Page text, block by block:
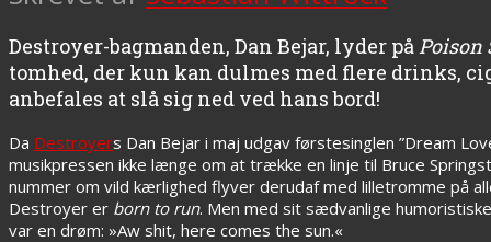
Destroyer-bagmanden, Dan Bejar, lyder påPoison
tomhed, der kun kan dulmes med flere drinks,
anbefales at slå sig ned ved hans bord!
Da Destroyers Dan Bejar i maj udgav førstesinglen ”Dream
musikpressen ikke længe om at trække en linje til Bruce
nummer om vild kærlighed flyver derudaf med lilletromme på
Destroyer er born to run. Men med sit sædvanlige
var en drøm: »Aw shit, here comes the sun.«